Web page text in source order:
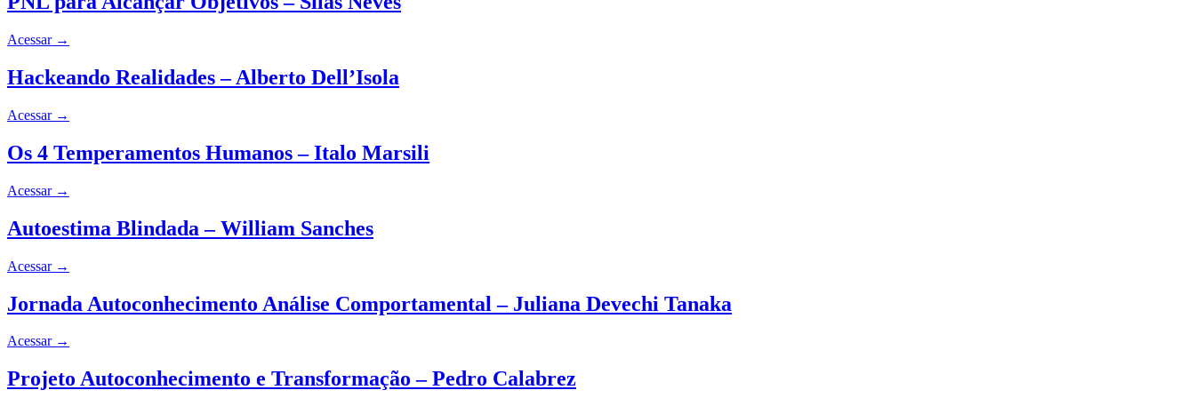
Acessar →
Hackeando Realidades – Alberto Dell’Isola
Acessar →
Os 4 Temperamentos Humanos – Italo Marsili
Acessar →
Autoestima Blindada – William Sanches
Acessar →
Jornada Autoconhecimento Análise Comportamental – Juliana Devechi Tanaka
Acessar →
Projeto Autoconhecimento e Transformação – Pedro Calabrez